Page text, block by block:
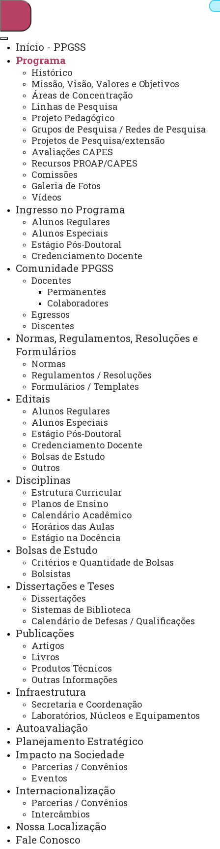
Webmail Sistemas
Arquivo Virtual
Campus
Início - PPGSS
Programa
Histórico
Missão, Visão, Valores e Objetivos
Áreas de Concentração
Linhas de Pesquisa
Projeto Pedagógico
Grupos de Pesquisa / Redes de Pesquisa
Projetos de Pesquisa/extensão
Avaliações CAPES
Recursos PROAP/CAPES
Comissões
Galeria de Fotos
Vídeos
Ingresso no Programa
Alunos Regulares
Alunos Especiais
Estágio Pós-Doutoral
Credenciamento Docente
Comunidade PPGSS
Docentes
Permanentes
Colaboradores
Egressos
Discentes
Normas, Regulamentos, Resoluções e
Formulários
Normas
Regulamentos / Resoluções
Formulários / Templates
Editais
Alunos Regulares
Alunos Especiais
Estágio Pós-Doutoral
Credenciamento Docente
Bolsas de Estudo
Outros
Disciplinas
Estrutura Curricular
Planos de Ensino
Calendário Acadêmico
Horários das Aulas
Estágio na Docência
Bolsas de Estudo
Critérios e Quantidade de Bolsas
Bolsistas
Dissertações e Teses
Dissertações
Sistemas de Biblioteca
Calendário de Defesas / Qualificações
Publicações
Artigos
Livros
Produtos Técnicos
Outras Informações
Infraestrutura
Secretaria e Coordenação
Laboratórios, Núcleos e Equipamentos
Autoavaliação
Planejamento Estratégico
Impacto na Sociedade
Parcerias / Convênios
Eventos
Internacionalização
Parcerias / Convênios
Intercâmbios
Nossa Localização
Fale Conosco
Mestrado em Serviço Social
EDITAL RESULTADO PROVA
ESCRITA E CONVOCAÇÃO PARA
ENTREVISTA - DISPONÍVEL NA
ABA EDITAIS
ATUALIZAÇÃO MAIS RECENTE: 28 DE NOVEMBRO
DE 2019
ACESSOS: 824
(45) 3379-7130
(45) 3379-7161
08:00 às 12:00
13:00 às 17:00
E-mail/Redes Sociais:
toledo.mestradoservicosocial@unioeste.br
Você está aqui:Unioeste
PPGSS - Mestrado em Serviço Social - Toledo
Programa
Notícias
EDITAL RESULTADO PROVA ESCRITA E
CONVOCAÇÃO PARA ENTREVISTA - DISPONÍVEL NA
ABA EDITAIS
ACESSE
Acesso Restrito (Editores do Portal)
Arquivo Virtual
Bibliotecas
Identidade Visual
Mapa do Site
Ouvidoria
Portal Office 365
Sistemas
Telefones
Webmail
REITORIA
Secretaria Geral
Gabinete Reitoria